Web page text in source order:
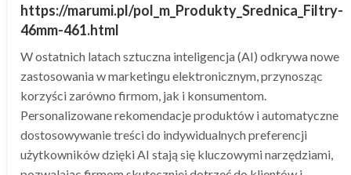
https://marumi.pl/pol_m_Produkty_Srednica_Filtry-
46mm-461.html
W ostatnich latach sztuczna inteligencja (AI) odkrywa nowe
zastosowania w marketingu elektronicznym, przynosząc
korzyści zarówno firmom, jak i konsumentom.
Personalizowane rekomendacje produktów i automatyczne
dostosowywanie treści do indywidualnych preferencji
użytkowników dzięki AI stają się kluczowymi narzędziami,